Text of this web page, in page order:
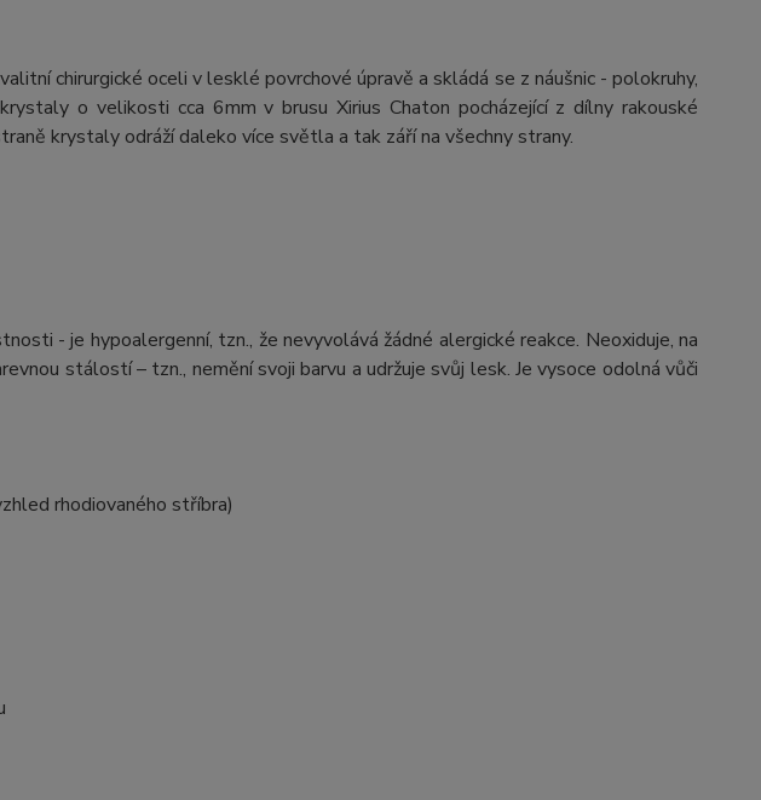
chirurgické oceli v lesklé povrchové úpravě a skládá se z náušnic - polokruhy,
o velikosti cca 6mm v brusu Xirius Chaton pocházející z dílny rakouské
krystaly odráží daleko více světla a tak září na všechny strany.
- je hypoalergenní, tzn., že nevyvolává žádné alergické reakce. Neoxiduje, na
stálostí – tzn., nemění svoji barvu a udržuje svůj lesk. Je vysoce odolná vůči
rhodiovaného stříbra)